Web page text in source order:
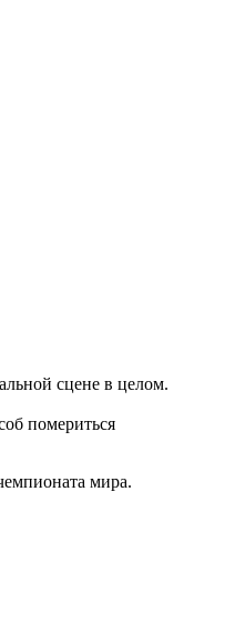
сцене в целом.
помериться
мира.